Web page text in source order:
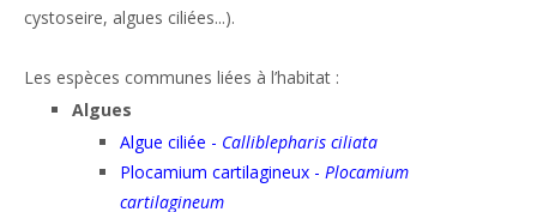
cystoseire, algues ciliées...).
Les espèces communes liées à l’habitat :
Algues
Algue ciliée - Calliblepharis ciliata
Plocamium cartilagineux - Plocamium
cartilagineum